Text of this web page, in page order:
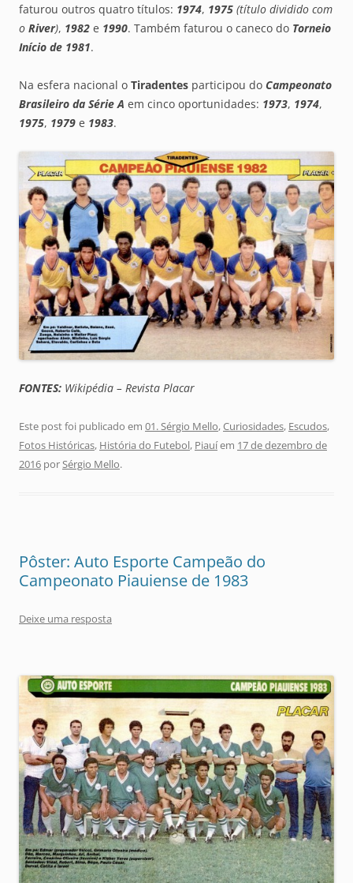
faturou outros quatro títulos: 1974, 1975 (título dividido com
o River), 1982 e 1990. Também faturou o caneco do Torneio
Início de 1981.
Na esfera nacional o Tiradentes participou do Campeonato
Brasileiro da Série A em cinco oportunidades: 1973, 1974,
1975, 1979 e 1983.
FONTES: Wikipédia – Revista Placar
Este post foi publicado em 01. Sérgio Mello,Curiosidades, Escudos,
Fotos Históricas, História do Futebol, Piauíem 17 de dezembro de
2016 porSérgio Mello.
Pôster: Auto Esporte Campeão do
Campeonato Piauiense de 1983
Deixe uma resposta